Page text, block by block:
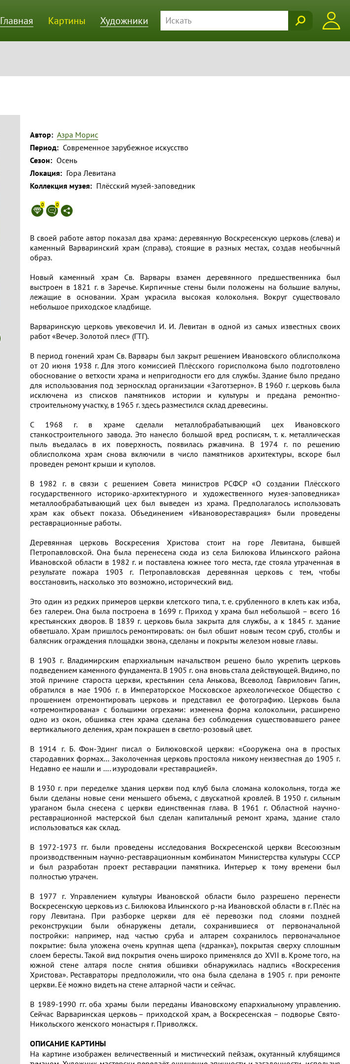
Главная Картины Художники
Автор: Азра Морис
Период: Современное зарубежное искусство
Сезон: Осень
Локация: Гора Левитана
Коллекция музея: Плёсский музей-заповедник
0 0
В своей работе автор показал два храма: деревянную Воскресенскую церковь (слева) и
каменный Варваринский храм (справа), стоящие в разных местах, создав необычный
образ.
Новый каменный храм Св. Варвары взамен деревянного предшественника был
выстроен в 1821 г. в Заречье. Кирпичные стены были положены на большие валуны,
лежащие в основании. Храм украсила высокая колокольня. Вокруг существовало
небольшое приходское кладбище.
Варваринскую церковь увековечил И. И. Левитан в одной из самых известных своих
работ «Вечер. Золотой плес» (ГТГ).
В период гонений храм Св. Варвары был закрыт решением Ивановского облисполкома
от 20 июня 1938 г. Для этого комиссией Плёсского горисполкома было подготовлено
обоснование о ветхости храма и непригодности его для службы. Здание было предано
для использования под зерносклад организации «Заготзерно». В 1960 г. церковь была
исключена из списков памятников истории и культуры и предана ремонтно-
строительному участку, в 1965 г. здесь разместился склад древесины.
С 1968 г. в храме сделали металлобрабатывающий цех Ивановского
станкостроительного завода. Это нанесло большой вред росписям, т. к. металлическая
пыль въедалась в их поверхность, появилась ржавчина. В 1974 г. по решению
облисполкома храм снова включили в число памятников архитектуры, вскоре был
проведен ремонт крыши и куполов.
В 1982 г. в связи с решением Совета министров РСФСР «О создании Плёсского
государственного историко-архитектурного и художественного музея-заповедника»
металлообрабатывающий цех был выведен из храма. Предполагалось использовать
храм как объект показа. Объединением «Ивановореставрация» были проведены
реставрационные работы.
Деревянная церковь Воскресения Христова стоит на горе Левитана, бывшей
Петропавловской. Она была перенесена сюда из села Билюкова Ильинского района
Ивановской области в 1982 г. и поставлена южнее того места, где стояла утраченная в
результате пожара 1903 г. Петропавловская деревянная церковь с тем, чтобы
восстановить, насколько это возможно, исторический вид.
Это один из редких примеров церкви клетского типа, т. е. срубленного в клеть как изба,
без галереи. Она была построена в 1699 г. Приход у храма был небольшой – всего 16
крестьянских дворов. В 1839 г. церковь была закрыта для службы, а к 1845 г. здание
обветшало. Храм пришлось ремонтировать: он был обшит новым тесом сруб, столбы и
балясник ограждения площадки звона, сделаны и покрыты железом новые главы.
В 1903 г. Владимирским епархиальным начальством решено было укрепить церковь
подведением каменного фундамента. В 1905 г. она вновь стала действующей. Видимо, по
этой причине староста церкви, крестьянин села Анькова, Всеволод Гаврилович Гагин,
обратился в мае 1906 г. в Императорское Московское археологическое Общество с
прошением отремонтировать церковь и представил ее фотографию. Церковь была
«отремонтирована» с большими огрехами: изменена форма колокольни, расширено
одно из окон, обшивка стен храма сделана без соблюдения существовавшего ранее
вертикального деления, храм покрашен в светло-розовый цвет.
В 1914 г. Б. Фон-Эдинг писал о Билюковской церкви: «Сооружена она в простых
стародавних формах… Заколоченная церковь простояла никому неизвестная до 1905 г.
Недавно ее нашли и …. изуродовали «реставрацией».
В 1930 г. при переделке здания церкви под клуб была сломана колокольня, тогда же
были сделаны новые сени меньшего объема, с двускатной кровлей. В 1950 г. сильным
ураганом была снесена с церкви единственная глава. В 1961 г. Областной научно-
реставрационной мастерской был сделан капитальный ремонт храма, здание стало
использоваться как склад.
В 1972-1973 гг. были проведены исследования Воскресенской церкви Всесоюзным
производственным научно-реставрационным комбинатом Министерства культуры СССР
и был разработан проект реставрации памятника. Интерьер к тому времени был
полностью утрачен.
В 1977 г. Управлением культуры Ивановской области было разрешено перенести
Воскресенскую церковь из с. Билюкова Ильинского р-на Ивановской области в г. Плёс на
гору Левитана. При разборке церкви для её перевозки под слоями поздней
реконструкции были обнаружены детали, сохранившиеся от первоначальной
постройки: например, над частью сруба и алтарем сохранилось первоначальное
покрытие: была уложена очень крупная щепа («дранка»), покрытая сверху сплошным
слоем бересты. Такой вид покрытия очень широко применялся до XVII в. Кроме того, на
южной стене алтаря после снятия обшивки обнаружилась надпись «Воскресения
Христова». Реставраторы предположили, что она была сделана в 1905 г. при ремонте
церкви. Её можно видеть на стене алтарной части и сейчас.
В 1989-1990 гг. оба храмы были переданы Ивановскому епархиальному управлению.
Сейчас Варваринская церковь – приходской храм, а Воскресенская – подворье Свято-
Никольского женского монастыря г. Приволжск.
ОПИСАНИЕ КАРТИНЫ
На картине изображен величественный и мистический пейзаж, окутанный клубящимся
Отзывов:
0
Извините,
добавление
доступно
только
Поделитесь
своим
впечатлением
о
картине
Расскажите
о
месте
друзьям
Выбрать
по
категориям:
Автор
Период